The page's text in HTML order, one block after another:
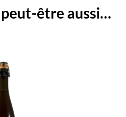
être aussi…